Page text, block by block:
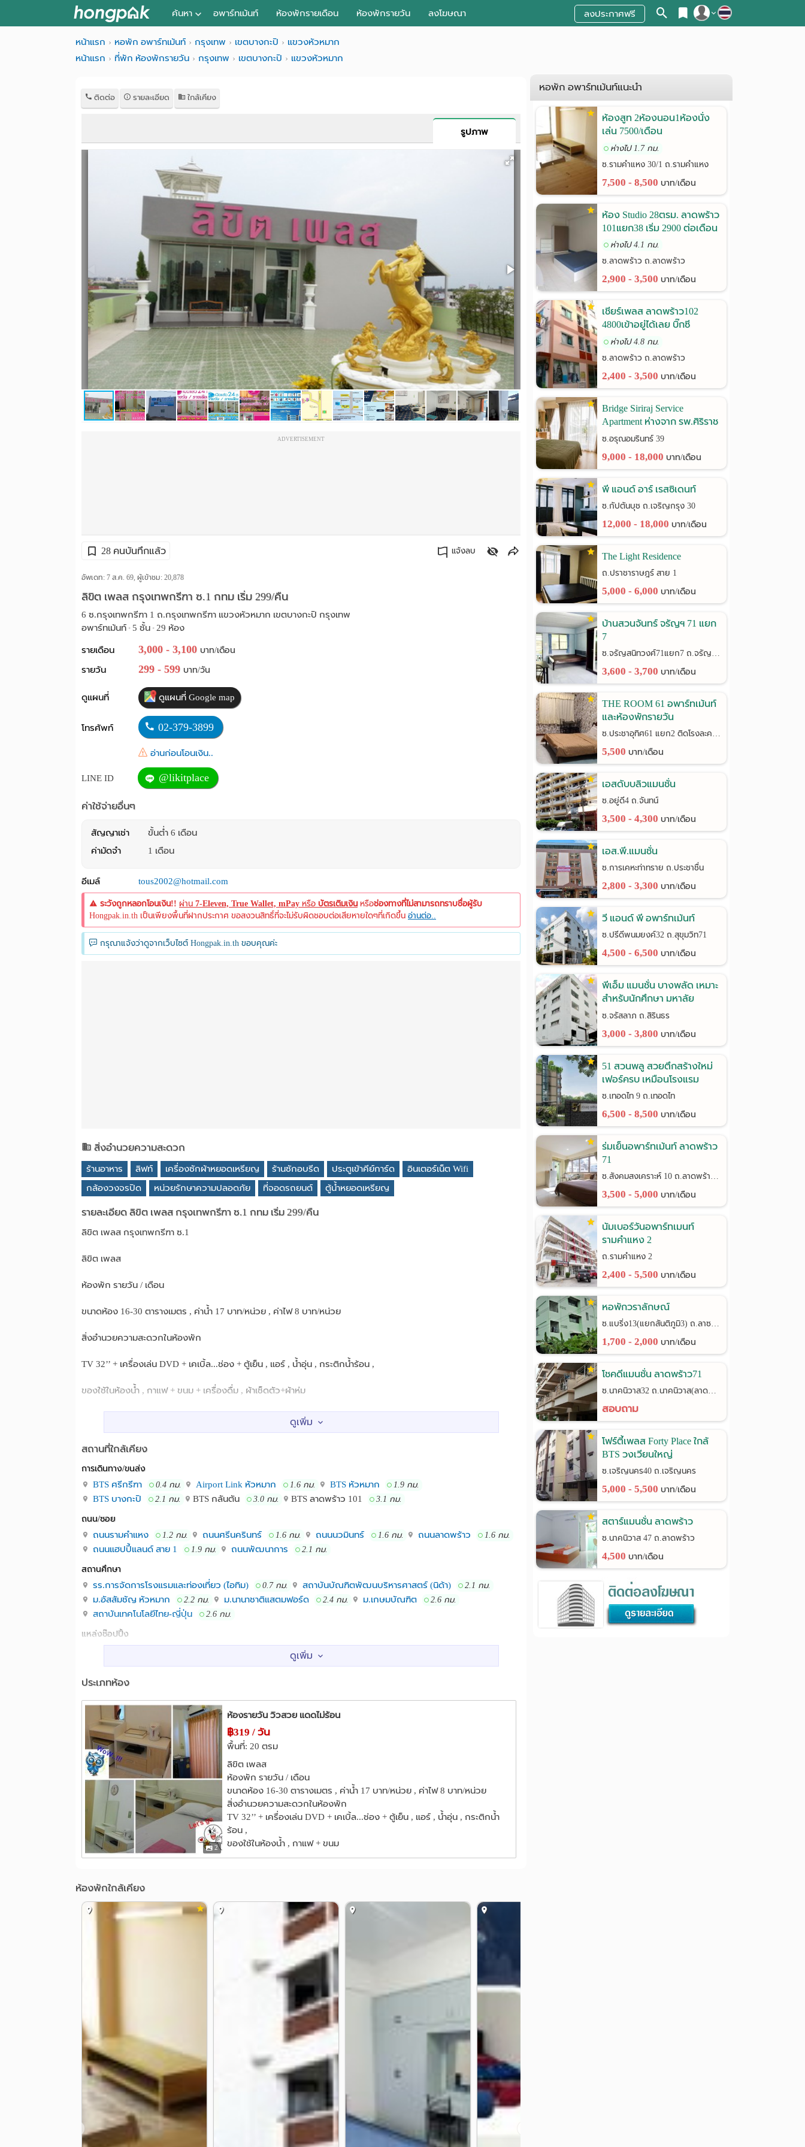
ค้นหา
หอพัก ใกล้ฉัน
ค้นจากสถานีรถไฟฟ้า
ค้นแบบละเอียด
อพาร์ทเม้นท์ ห้องพักรายเดือน ห้องพักรายวัน ลงโฆษณา ลงประกาศฟรี
หน้าแรก หอพัก อพาร์ทเม้นท์ กรุงเทพ เขตบางกะปิ
แขวงหัวหมาก
หน้าแรก
ที่พัก ห้องพักรายวัน กรุงเทพ เขตบางกะปิ แขวงหัวหมาก
ติดต่อ รายละเอียด ใกล้เคียง
รูปภาพ
ADVERTISEMENT
28 คนบันทึกแล้ว แจ้งลบ
อัพเดท: 7 ส.ค. 69, ผู้เข้าชม: 20,878
ลิขิต เพลส กรุงเทพกรีฑา ซ.1 กทม เริ่ม 299/คืน
6 ซ.กรุงเทพกรีฑา 1 ถ.กรุงเทพกรีฑา แขวงหัวหมาก เขตบางกะปิ กรุงเทพ
อพาร์ทเม้นท์ • 5 ชั้น • 29 ห้อง
รายเดือน 3,000 - 3,100 บาท/เดือน
รายวัน 299 - 599 บาท/วัน
ดูแผนที่ ดูแผนที่ Google map
โทรศัพท์ 02-379-3899
อ่านก่อนโอนเงิน..
LINE ID @likitplace
ค่าใช้จ่ายอื่นๆ
สัญญาเช่า
ขั้นต่ำ 6 เดือน
ค่ามัดจำ
1 เดือน
อีเมล์ tous2002@hotmail.com
ระวังถูกหลอกโอนเงิน!! ผ่าน 7-Eleven, True Wallet, mPay หรือ บัตรเติมเงินหรือช่องทางที่ไม่สามารถทราบชื่อผู้รับ
Hongpak.in.th เป็นเพียงพื้นที่ฝากประกาศ ขอสงวนสิทธิ์ที่จะไม่รับผิดชอบต่อเสียหายใดๆที่เกิดขึ้น อ่านต่อ..
กรุณาแจ้งว่าดูจากเว็บไซต์ Hongpak.in.th ขอบคุณค่ะ
สิ่งอำนวยความสะดวก
ร้านอาหาร ลิฟท์ เครื่องซักผ้าหยอดเหรียญ ร้านซักอบรีด ประตูเข้าคีย์การ์ด
อินเตอร์เน็ต Wifi
กล้องวงจรปิด
หน่วยรักษาความปลอดภัย ที่จอดรถยนต์ ตู้น้ำหยอดเหรียญ
รายละเอียด ลิขิต เพลส กรุงเทพกรีฑา ซ.1 กทม เริ่ม 299/คืน
ลิขิต เพลส กรุงเทพกรีฑา ซ.1
ลิขิต เพลส
ห้องพัก รายวัน / เดือน
ขนาดห้อง 16-30 ตารางเมตร , ค่าน้ำ 17 บาท/หน่วย , ค่าไฟ 8 บาท/หน่วย
สิ่งอำนวยความสะดวกในห้องพัก
TV 32’’ + เครื่องเล่น DVD + เคเบิ้ล...ช่อง + ตู้เย็น , แอร์ , น้ำอุ่น , กระติกน้ำร้อน ,
ของใช้ในห้องน้ำ , กาแฟ + ขนม + เครื่องดื่ม , ผ้าเช็ดตัว+ผ้าห่ม
เฟอร์นิเจอร์ BuIn , wifi , KeyCard ,กล้องวงจรปิด , รปภ. , แม่บ้าน 24 ชม.
ห้อง VIP ( เพิ่ม ชุดรับแขก + ไมโครเวฟ )
-รายเดือน 3,000 บาท - ประห้อง 2 เดือน ล่วงหน้า 1 เดือน = 9,000 บาท พร้อมอยู่
-รายวัน 349 บาท -รายวัน (ห้องเล็ก) 299 บาท -รายวัน VIP 599 บาท
Note :: ห้องพัก รายวัน มัดจำ 300 บาท , check out เวลา 12.00 น.
ห้องเล็ก รายวัน 299 บาท อุปกรณ์สิ่งอำนวยความสะดวกในห้องพักมีครบทุกอย่าง
ห้องกลาง + ห้อง Vip รายวัน 349 และ 599 บาท อุปกรณ์สิ่งอำนวยความสะดวกในห้องพักมีครบทุกอย่าง
เตียง 5 ฟุต นอนได้ 2 คน
Line ID :: @likitplace = https://lin.ee/vcoo0D3
- มาจาก ม.ราม , ม.Abac ถนนหลังราม ตรงตามทางมางถนน หัวหมาก ตรงข้ามแยก มา ยังถนน กรุงเทพกรีฑา เข้ามา ซ.1
- มาจาก ถนน ศรีนครินทร์ เจอ 4 แยกกรุงเทพกรีฑาเลี้ยวซ้าย เข้ามา ซ.1
- มาจาก แยกลำสาลี สังเกตุป้ายศรีนครินทร์ ตรงตามทางเจอแยก กรุงเทพกรีฑาเลี้ยวซ้ายเข้ามา ซ.1
Note :: หน้าปากซอย มีตลาดทุกวันตอนเย็น และ 7/11 ร้านค้าสะดวกซื้อ วินมอเตอไซค์รับจ้าง,รถสองแถว,และรถประจำทาง
เลขที่ 6 ถ.กรุงเทพกรีฑา ซอย 1 แขวง หัวหมาก เขต บางกะปิ กทม. 10240
โทร 02-379-3899 , 064-689-3899
e-mail ::tous2002@hotmail.com
Likit Place
Daily / Monthly
TV 32'' + DVD + player + channels Cable ... refrigerators, air-conditioning, hot water, hot water bottle.
Furniture BuIn, wifi, KeyCard, CCTV, security guards., Housewife 24
- 349 baht daily - daily, (small room) THB 299 - VIP 599 baht daily.
Daily deposit of 300 baht, check out 12.00
6 Road, krungthepkreetha Soi 1, Bangkok Bangkapi, Bangkok 10240.
Call 02-379-3899, 064-689-3899
e-mail ::tous2002@hotmail.com
http://www.likitgroup.com
http://www.likitgroup.net
http://www.ลิขิตกรุ๊ป.com
สถานที่ใกล้เคียง
การเดินทาง/ขนส่ง
BTS ศรีกรีฑา 0.4 กม. Airport Link หัวหมาก 1.6 กม. BTS หัวหมาก 1.9 กม.
BTS บางกะปิ 2.1 กม. BTS กลันตัน 3.0 กม. BTS ลาดพร้าว 101 3.1 กม.
ถนน/ซอย
ถนนรามคำแหง 1.2 กม. ถนนศรีนครินทร์ 1.6 กม. ถนนนวมินทร์ 1.6 กม. ถนนลาดพร้าว 1.6 กม.
ถนนแฮปปี้แลนด์ สาย 1 1.9 กม. ถนนพัฒนาการ 2.1 กม.
สถานศึกษา
รร.การจัดการโรงแรมและท่องเที่ยว (ไอทิม) 0.7 กม. สถาบันบัณฑิตพัฒนบริหารศาสตร์ (นิด้า) 2.1 กม.
ม.อัสสัมชัญ หัวหมาก 2.2 กม. ม.นานาชาติแสตมฟอร์ด 2.4 กม. ม.เกษมบัณฑิต 2.6 กม.
สถาบันเทคโนโลยีไทย-ญี่ปุ่น 2.6 กม.
แหล่งช๊อปปิ้ง
เดอะมอลล์ บางกะปิ
2.1 กม. 2.1 กม. 2.1 กม.
โรงพยาบาล
รพ.สมิติเวช ศรีนครินทร์ 1.1 กม. รพ.รามคำแหง 1.6 กม. รพ.วิภาราม 1.9 กม.
รพ.เวชธานี รพ.ลาดพร้าว 3.9 กม. รพ.เกษมราษฎร์ รามคำแหง
อื่นๆ
สวนสุขุมพันธ์ 0.4 กม. BTS แยกลำสำลี 1.1 กม.
แฟลตคลองจั่น 2.3 กม. แยกนิด้า-รามคำแหง-เสรีไทย
ประเภทห้อง
2
ห้องรายวัน วิวสวย แดดไม่ร้อน
฿319 / วัน
พื้นที่: 20 ตรม
ลิขิต เพลส
ห้องพัก รายวัน / เดือน
ขนาดห้อง 16-30 ตารางเมตร , ค่าน้ำ 17 บาท/หน่วย , ค่าไฟ 8 บาท/หน่วย
สิ่งอำนวยความสะดวกในห้องพัก
TV 32’’ + เครื่องเล่น DVD + เคเบิ้ล...ช่อง + ตู้เย็น , แอร์ , น้ำอุ่น , กระติกน้ำ
ร้อน ,
ของใช้ในห้องน้ำ , กาแฟ + ขนม
ห้องพักใกล้เคียง
หอพัก อพาร์ทเม้นท์แนะนำ
ห้องสูท 2ห้องนอน1ห้องนั่ง
เล่น 7500/เดือน
รามคำแหง30/1
ห่างไป 1.7 กม.
ซ.รามคำแหง 30/1 ถ.รามคำแหง
7,500 - 8,500 บาท/เดือน
ห้อง Studio 28ตรม. ลาดพร้าว
101แยก38 เริ่ม 2900 ต่อเดือน
ห่างไป 4.1 กม.
ซ.ลาดพร้าว ถ.ลาดพร้าว
2,900 - 3,500 บาท/เดือน
เชียร์เพลส ลาดพร้าว102
4800เข้าอยู่ได้เลย บิ๊กซี
ลาดพร้าว
ห่างไป 4.8 กม.
ซ.ลาดพร้าว ถ.ลาดพร้าว
2,400 - 3,500 บาท/เดือน
Bridge Siriraj Service
Apartment ห่างจาก รพ.ศิริราช
เพียง 900 เมตร
ซ.อรุณอมรินทร์ 39
9,000 - 18,000 บาท/เดือน
พี แอนด์ อาร์ เรสซิเดนท์
ซ.กัปตันบุช ถ.เจริญกรุง 30
12,000 - 18,000 บาท/เดือน
The Light Residence
ถ.ปราชาราษฎร์ สาย 1
5,000 - 6,000 บาท/เดือน
บ้านสวนจันทร์ จรัญฯ 71 แยก
7
ซ.จรัญสนิทวงศ์71แยก7 ถ.จรัญสนิทวงศ์
3,600 - 3,700 บาท/เดือน
THE ROOM 61 อพาร์ทเม้นท์
และห้องพักรายวัน
ซ.ประชาอุทิศ61 แยก2 ติดโรงละครช้าง
5,500 บาท/เดือน
เอสดับบลิวแมนชั่น
ซ.อยู่ดี4 ถ.จันทน์
3,500 - 4,300 บาท/เดือน
เอส.พี.แมนชั่น
ซ.การเคหะท่าทราย ถ.ประชาชื่น
2,800 - 3,300 บาท/เดือน
วี แอนด์ พี อพาร์ทเม้นท์
ซ.ปรีดีพนมยงค์32 ถ.สุขุมวิท71
4,500 - 6,500 บาท/เดือน
พีเอ็ม แมนชั่น บางพลัด เหมาะ
สำหรับนักศึกษา มหาลัย
ราชภัฎฯ
ซ.จรัสลาภ ถ.สิรินธร
3,000 - 3,800 บาท/เดือน
51 สวนพลู สวยตึกสร้างใหม่
เฟอร์ครบ เหมือนโรงแรม
ซ.เทอดไท 9 ถ.เทอดไท
6,500 - 8,500 บาท/เดือน
ร่มเย็นอพาร์ทเม้นท์ ลาดพร้าว
71
ซ.สังคมสงเคราะห์ 10 ถ.ลาดพร้าว 71
3,500 - 5,000 บาท/เดือน
นัมเบอร์วันอพาร์ทเมนท์
รามคำแหง 2
ถ.รามคำแหง 2
2,400 - 5,500 บาท/เดือน
หอพักวราลักษณ์
ซ.แบริ่ง13(แยกสันติภูมิ3) ถ.ลาซาล24
1,700 - 2,000 บาท/เดือน
โชคดีแมนชั่น ลาดพร้าว71
ซ.นาคนิวาส32 ถ.นาคนิวาส(ลาดพร้าว71)
สอบถาม
โฟร์ตี้เพลส Forty Place ใกล้
BTS วงเวียนใหญ่
ซ.เจริญนคร40 ถ.เจริญนคร
5,000 - 5,500 บาท/เดือน
สตาร์แมนชั่น ลาดพร้าว
ซ.นาคนิวาส 47 ถ.ลาดพร้าว
4,500 บาท/เดือน